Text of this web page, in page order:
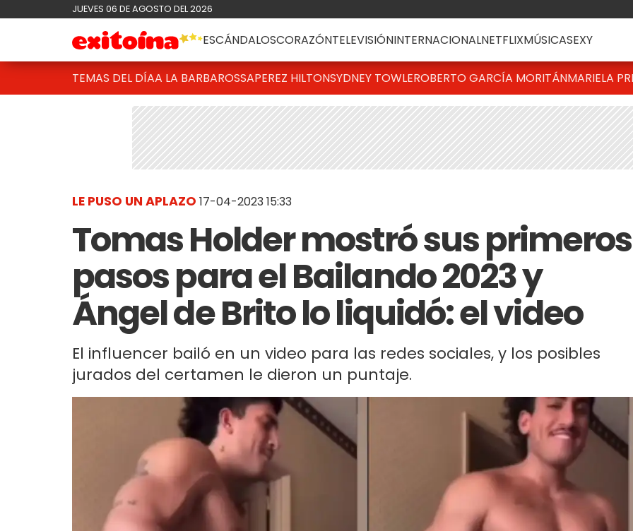
JUEVES 06 DE AGOSTO DEL 2026
ESCÁNDALOSCORAZÓNTELEVISIÓNINTERNACIONALNETFLIXMÚSICASEXY
TEMAS DEL DÍAA LA BARBAROSSAPEREZ HILTONSYDNEY TOWLEROBERTO GARCÍA MORITÁNMARIELA
LE PUSO UN APLAZO 17-04-2023 15:33
Tomas Holder mostró sus primeros
pasos para el Bailando 2023 y
Ángel de Brito lo liquidó: el video
El influencer bailó en un video para las redes sociales, y los posibles
jurados del certamen le dieron un puntaje.